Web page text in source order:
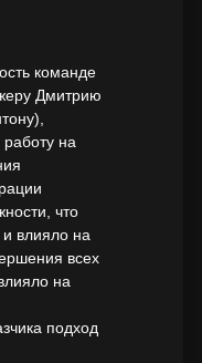
команде
Дмитрию
на
что
и влияло на
всех
на
подход